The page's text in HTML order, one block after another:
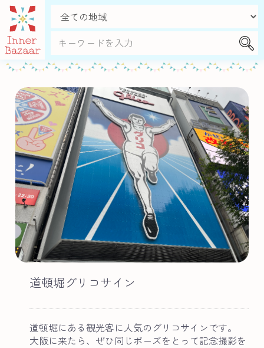
道頓堀グリコサイン
道頓堀にある観光客に人気のグリコサインです。
大阪に来たら、ぜひ同じポーズをとって記念撮影を